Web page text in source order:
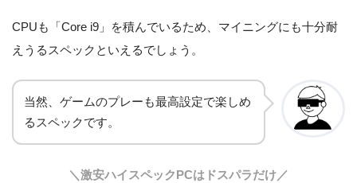
CPUも「Core i9」を積んでいるため、マイニングにも十分耐
えうるスペックといえるでしょう。
当然、ゲームのプレーも最高設定で楽しめ
るスペックです。
＼激安ハイスペックPCはドスパラだけ／